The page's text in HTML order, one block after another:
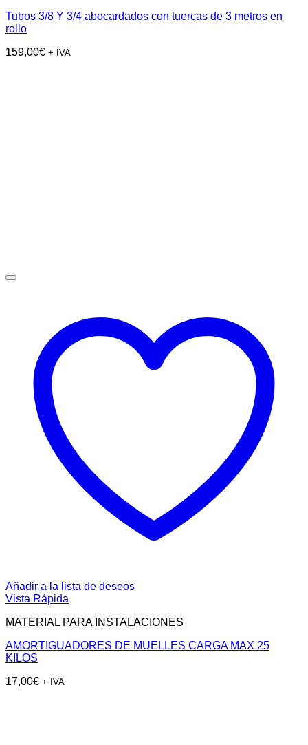
Tubos 3/8 Y 3/4 abocardados con tuercas de 3 metros en
rollo
159,00€ + IVA
Añadir a la lista de deseos
Vista Rápida
MATERIAL PARA INSTALACIONES
AMORTIGUADORES DE MUELLES CARGA MAX 25
KILOS
17,00€ + IVA